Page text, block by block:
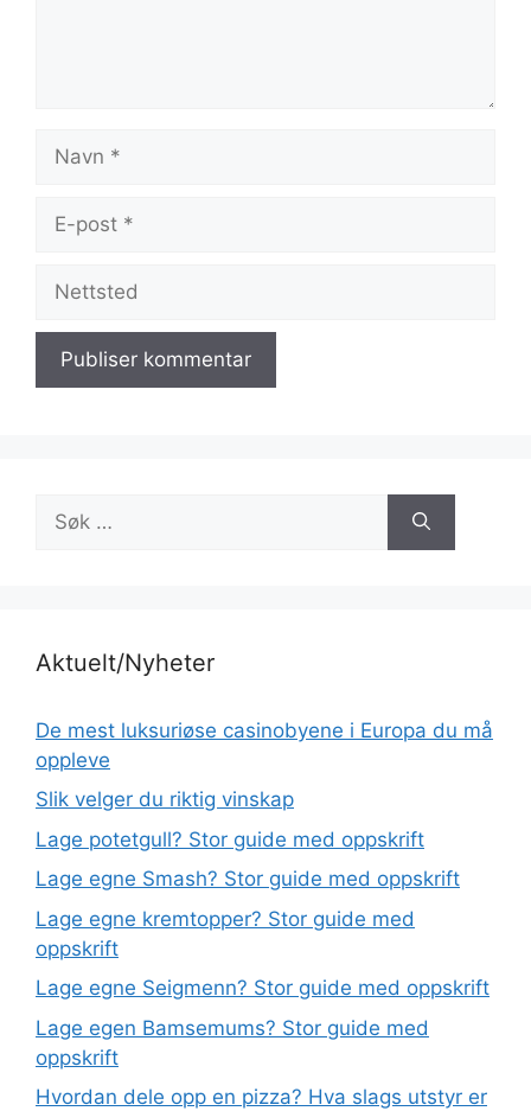
post
etter:
Aktuelt/Nyheter
De mest luksuriøse casinobyene i Europa du må
oppleve
Slik velger du riktig vinskap
Lage potetgull? Stor guide med oppskrift
Lage egne Smash? Stor guide med oppskrift
Lage egne kremtopper? Stor guide med
oppskrift
Lage egne Seigmenn? Stor guide med oppskrift
Lage egen Bamsemums? Stor guide med
oppskrift
Hvordan dele opp en pizza? Hva slags utstyr er